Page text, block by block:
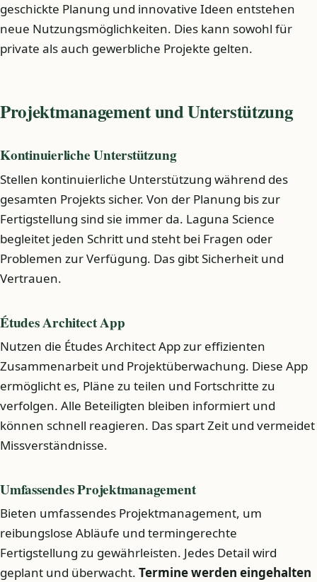
geschickte Planung und innovative Ideen entstehen
neue Nutzungsmöglichkeiten. Dies kann sowohl für
private als auch gewerbliche Projekte gelten.
Projektmanagement und Unterstützung
Kontinuierliche Unterstützung
Stellen kontinuierliche Unterstützung während des
gesamten Projekts sicher. Von der Planung bis zur
Fertigstellung sind sie immer da. Laguna Science
begleitet jeden Schritt und steht bei Fragen oder
Problemen zur Verfügung. Das gibt Sicherheit und
Vertrauen.
Études Architect App
Nutzen die Études Architect App zur effizienten
Zusammenarbeit und Projektüberwachung. Diese App
ermöglicht es, Pläne zu teilen und Fortschritte zu
verfolgen. Alle Beteiligten bleiben informiert und
können schnell reagieren. Das spart Zeit und vermeidet
Missverständnisse.
Umfassendes Projektmanagement
Bieten umfassendes Projektmanagement, um
reibungslose Abläufe und termingerechte
Fertigstellung zu gewährleisten. Jedes Detail wird
geplant und überwacht. Termine werden eingehalten